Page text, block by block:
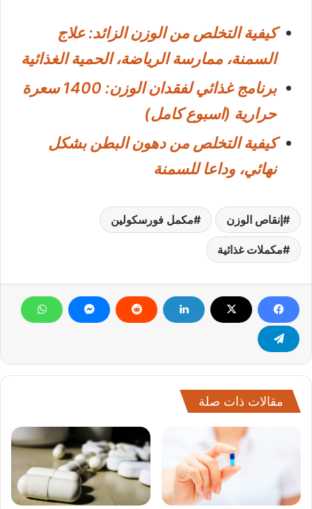
كيفية التخلص من الوزن الزائد: علاج
السمنة، ممارسة الرياضة، الحمية الغذائية
برنامج غذائي لفقدان الوزن: 1400 سعرة
حرارية (اسبوع كامل)
كيفية التخلص من دهون البطن بشكل
نهائي، وداعا للسمنة
إنقاص الوزن مكمل فورسكولين
مكملات غذائية
مقالات ذات صلة